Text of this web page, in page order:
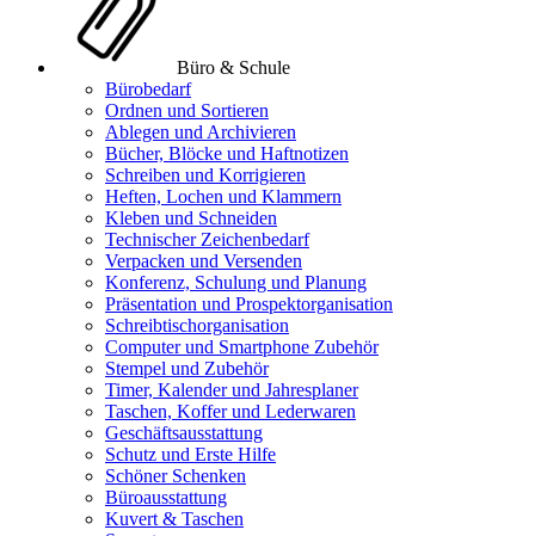
Büro & Schule
Bürobedarf
Ordnen und Sortieren
Ablegen und Archivieren
Bücher, Blöcke und Haftnotizen
Schreiben und Korrigieren
Heften, Lochen und Klammern
Kleben und Schneiden
Technischer Zeichenbedarf
Verpacken und Versenden
Konferenz, Schulung und Planung
Präsentation und Prospektorganisation
Schreibtischorganisation
Computer und Smartphone Zubehör
Stempel und Zubehör
Timer, Kalender und Jahresplaner
Taschen, Koffer und Lederwaren
Geschäftsausstattung
Schutz und Erste Hilfe
Schöner Schenken
Büroausstattung
Kuvert & Taschen